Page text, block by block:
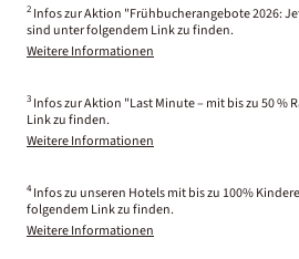
2 Infos zur Aktion "Frühbucherangebote 2026:
sind unter folgendem Link zu finden.
Weitere Informationen
3 Infos zur Aktion "Last Minute – mit bis zu 50 %
Link zu finden.
Weitere Informationen
4 Infos zu unseren Hotels mit bis zu 100%
folgendem Link zu finden.
Weitere Informationen